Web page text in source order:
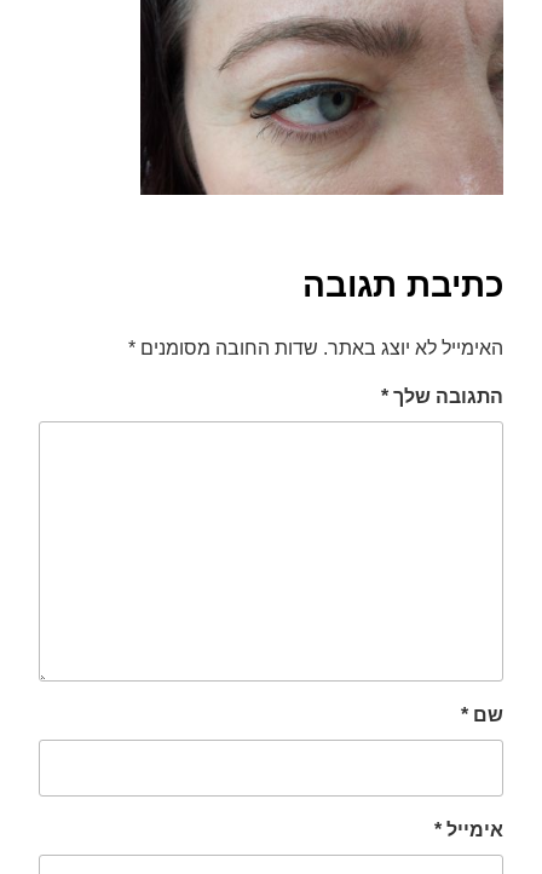
font_download סמן קישורים
לאפס
את
כל
האפשרויות
cached
כתיבת תגובה
האימייל לא יוצג באתר. שדות החובה מסומנים *
התגובה שלך *
שם *
אימייל *